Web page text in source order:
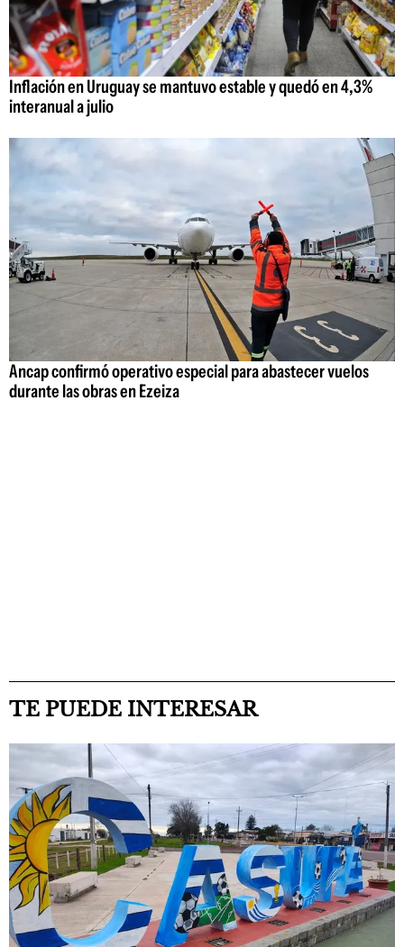
Inflación en Uruguay se mantuvo estable y quedó en 4,3%
interanual a julio
Ancap confirmó operativo especial para abastecer vuelos
durante las obras en Ezeiza
TE PUEDE INTERESAR